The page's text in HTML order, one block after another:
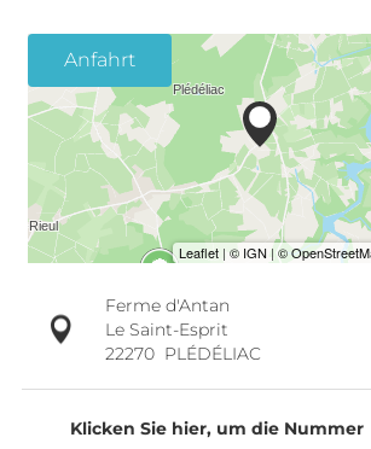
Anfahrt
Ferme d'Antan
Le Saint-Esprit
22270 PLÉDÉLIAC
Klicken Sie hier, um die Nummer